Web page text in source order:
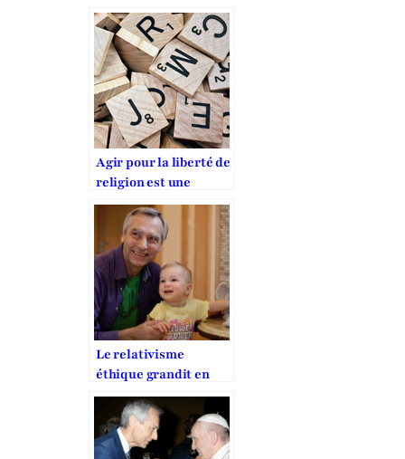
domov
Agir pour la liberté de
religion est une
obligation morale
Le relativisme
éthique grandit en
Europe